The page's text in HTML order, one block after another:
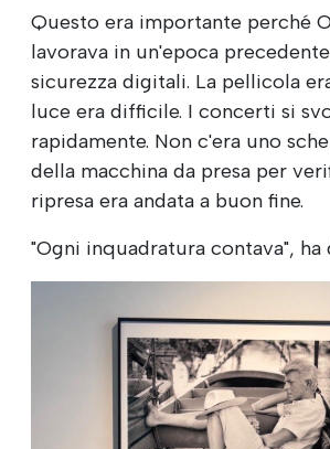
Questo era importante perché
lavorava in un'epoca
sicurezza digitali. La pellicola
luce era difficile. I concerti si
rapidamente. Non c'era uno
della macchina da presa per
ripresa era andata a buon fine.
"Ogni inquadratura contava", ha